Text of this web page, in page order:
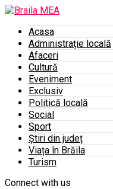
Acasa
Administrație locală
Afaceri
Cultură
Eveniment
Exclusiv
Politică locală
Social
Sport
Știri din județ
Viața în Brăila
Turism
Connect with us